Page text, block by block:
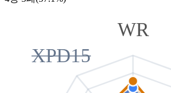
WR
XPD15